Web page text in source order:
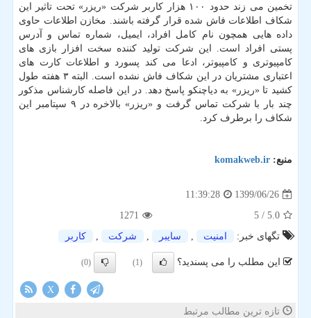
تخمین می زند حدود ۱۰۰ هزار کاربر شرکت «ریزر» تحت تاثیر این
شکاف اطلاعات فاش شده قرار گرفته باشند. مخازن اطلاعات حاوی
داده هایی همچون نام کامل افراد، ایمیل، شماره تماس و آدرس
پستی افراد است. این شرکت تولید کننده سخت افزار بازی های
کامپیوتری و کامپیوتر، ادعا می کند پسورد و اطلاعات کارت های
اعتباری مشتریان در این شکاف فاش نشده است. البته ۳ هفته طول
کشید تا «ریزر» به دیاچنکو پاسخ دهد. در این فاصله کارشناس مذکور
چند بار با شرکت تماس گرفت و «ریزر» بالاخره در ۹ سپتامبر این
شکاف را برطرف کرد.
منبع: komakweb.ir
1399/06/26
11:39:28
5.0
/ 5
1271
تگهای خبر:
امنیت , سایبر , شركت , كاربر
این مطلب را می پسندید؟ (1)
(0)
X
تازه ترین مطالب مرتبط